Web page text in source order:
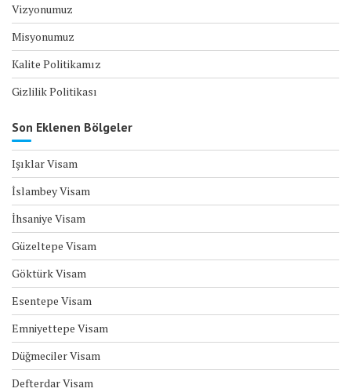
Vizyonumuz
Misyonumuz
Kalite Politikamız
Gizlilik Politikası
Son Eklenen Bölgeler
Işıklar Visam
İslambey Visam
İhsaniye Visam
Güzeltepe Visam
Göktürk Visam
Esentepe Visam
Emniyettepe Visam
Düğmeciler Visam
Defterdar Visam